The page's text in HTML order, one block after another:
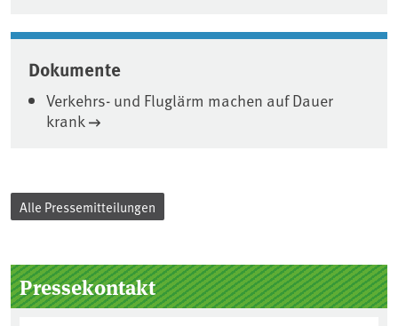
Dokumente
Verkehrs- und Fluglärm machen auf Dauer
krank
Alle Pressemitteilungen
Seitenleiste
Pressekontakt